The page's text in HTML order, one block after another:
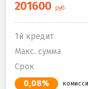
1й кредит
Макс. сумма
Срок
0,08%